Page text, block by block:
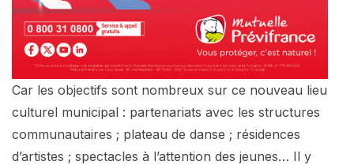
Car les objectifs sont nombreux sur ce nouveau lieu
culturel municipal : partenariats avec les structures
communautaires ; plateau de danse ; résidences
d’artistes ; spectacles à l’attention des jeunes… Il y